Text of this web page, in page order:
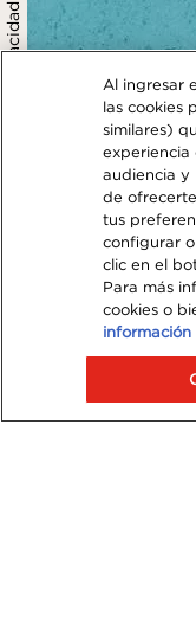
política de privacidad
Al ingresar
las cookies
similares)
experiencia
audiencia y
de
tus
configurar
clic en el
Para más
cookies o
información